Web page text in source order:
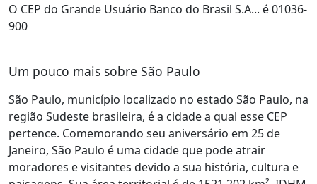
O CEP do Grande Usuário Banco do Brasil S.A... é 01036-
900
Um pouco mais sobre São Paulo
São Paulo, município localizado no estado São Paulo, na
região Sudeste brasileira, é a cidade a qual esse CEP
pertence. Comemorando seu aniversário em 25 de
Janeiro, São Paulo é uma cidade que pode atrair
moradores e visitantes devido a sua história, cultura e